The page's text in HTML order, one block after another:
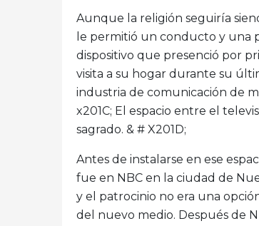
Aunque la religión seguiría
le permitió un conducto y una
dispositivo que presenció por
visita a su hogar durante su
industria de comunicación de
x201C; El espacio entre el
sagrado. & # X201D;
Antes de instalarse en ese
fue en NBC en la ciudad de
y el patrocinio no era una
del nuevo medio. Después de